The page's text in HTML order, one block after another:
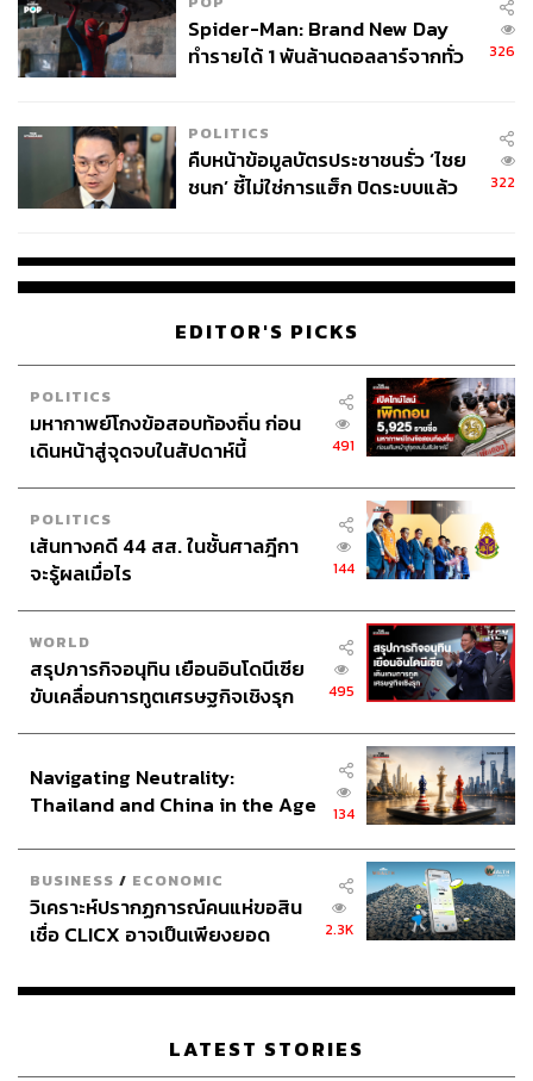
Spider-Man: Brand New Day
ทำรายได้ 1 พันล้านดอลลาร์จากทั่ว
326
POLITICS
คืบหน้าข้อมูลบัตรประชาชนรั่ว ‘ไชย
ชนก’ ชี้ไม่ใช่การแฮ็ก ปิดระบบแล้ว
322
EDITOR'S PICKS
POLITICS
มหากาพย์โกงข้อสอบท้องถิ่น ก่อน
เดินหน้าสู่จุดจบในสัปดาห์นี้
491
POLITICS
เส้นทางคดี 44 สส. ในชั้นศาลฎีกา
จะรู้ผลเมื่อไร
144
WORLD
สรุปภารกิจอนุทิน เยือนอินโดนีเซีย
ขับเคลื่อนการทูตเศรษฐกิจเชิงรุก
495
Navigating Neutrality:
Thailand and China in the Age
134
BUSINESS / ECONOMIC
วิเคราะห์ปรากฏการณ์คนแห่ขอสิน
เชื่อ CLICX อาจเป็นเพียงยอด
เรือนไทยที่ถูกซุกไว้
2.3K
LATEST STORIES